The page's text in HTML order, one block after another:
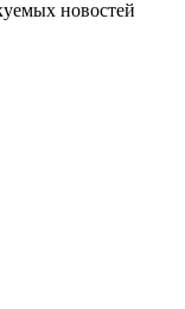
новостей